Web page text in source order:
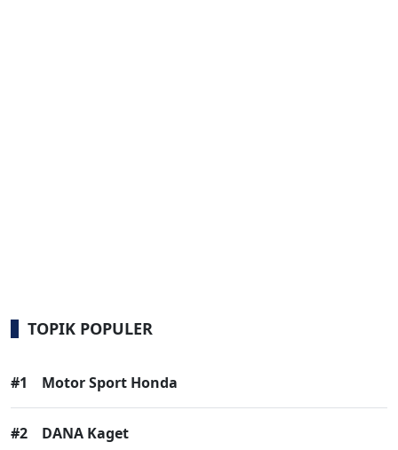
TOPIK POPULER
#1 Motor Sport Honda
#2 DANA Kaget